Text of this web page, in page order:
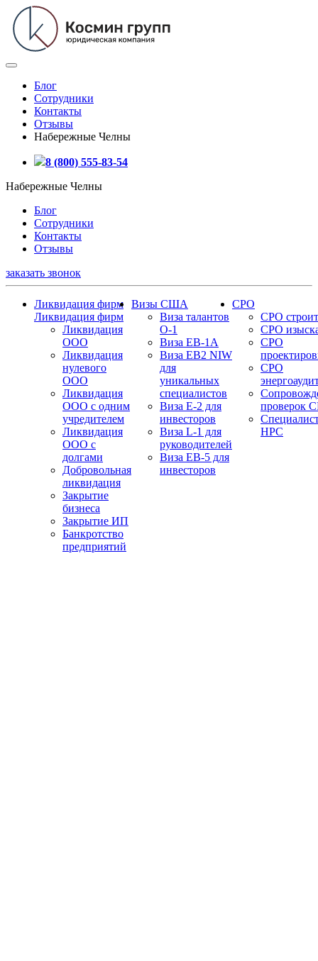
Блог
Сотрудники
Контакты
Отзывы
Набережные Челны
8 (800) 555-83-54
Набережные Челны
Блог
Сотрудники
Контакты
Отзывы
заказать звонок
Ликвидация фирм
Ликвидация фирм
Ликвидация
ООО
Ликвидация
нулевого
ООО
Ликвидация
ООО с одним
учредителем
Ликвидация
ООО с
долгами
Добровольная
ликвидация
Закрытие
бизнеса
Закрытие ИП
Банкротство
предприятий
Визы США
Виза талантов
О-1
Виза EB-1A
Виза EB2 NIW
для
уникальных
специалистов
Виза E-2 для
инвесторов
Виза L-1 для
руководителей
Виза EB-5 для
инвесторов
СРО
СРО
СРО
СРО
СРО
проверок
НРС